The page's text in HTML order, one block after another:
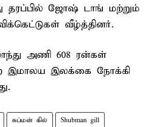
தரப்பில் ஜோஷ் டாங் மற்றும்
வீழ்த்தினர்.
அணி 608 ரன்கள்
இமாலய இலக்கை நோக்கி
சுப்மன் கில் Shubman gill